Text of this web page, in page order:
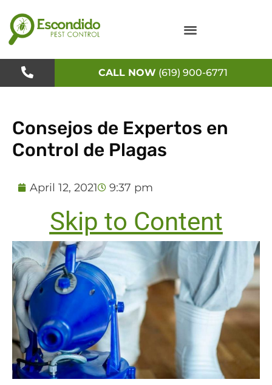
to
content
CALL NOW (619) 900-6771
Consejos de Expertos en
Control de Plagas
April 12, 2021 9:37 pm
Skip to Content